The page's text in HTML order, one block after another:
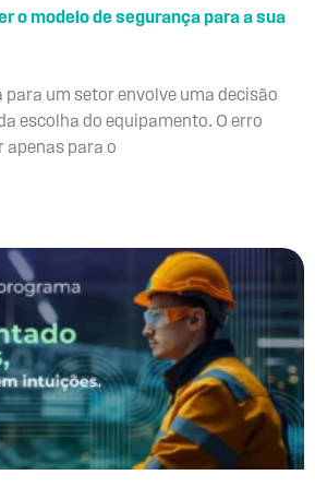
o modelo de segurança para a sua
um setor envolve uma decisão
escolha do equipamento. O erro
apenas para o